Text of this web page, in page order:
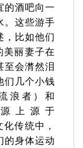
的酒吧向一
。这些游手
，比如他们
丽妻子在
至会潸然泪
们几个小钱
浪者）和
上源于
传统中，
的身体运动